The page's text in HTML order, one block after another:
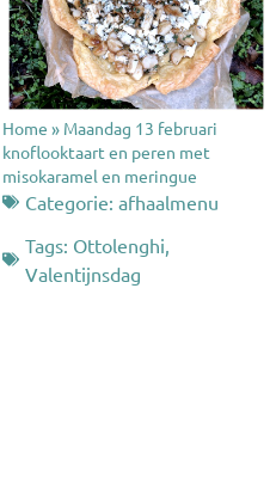
Home » Maandag 13 februari
knoflooktaart en peren met
misokaramel en meringue
Categorie: afhaalmenu
Tags: Ottolenghi,
Valentijnsdag